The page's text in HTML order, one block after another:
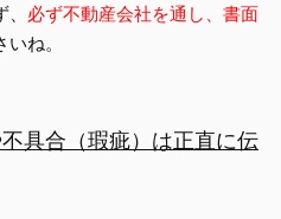
必ず不動産会社を通し、書面
ね。
具合（瑕疵）は正直に伝